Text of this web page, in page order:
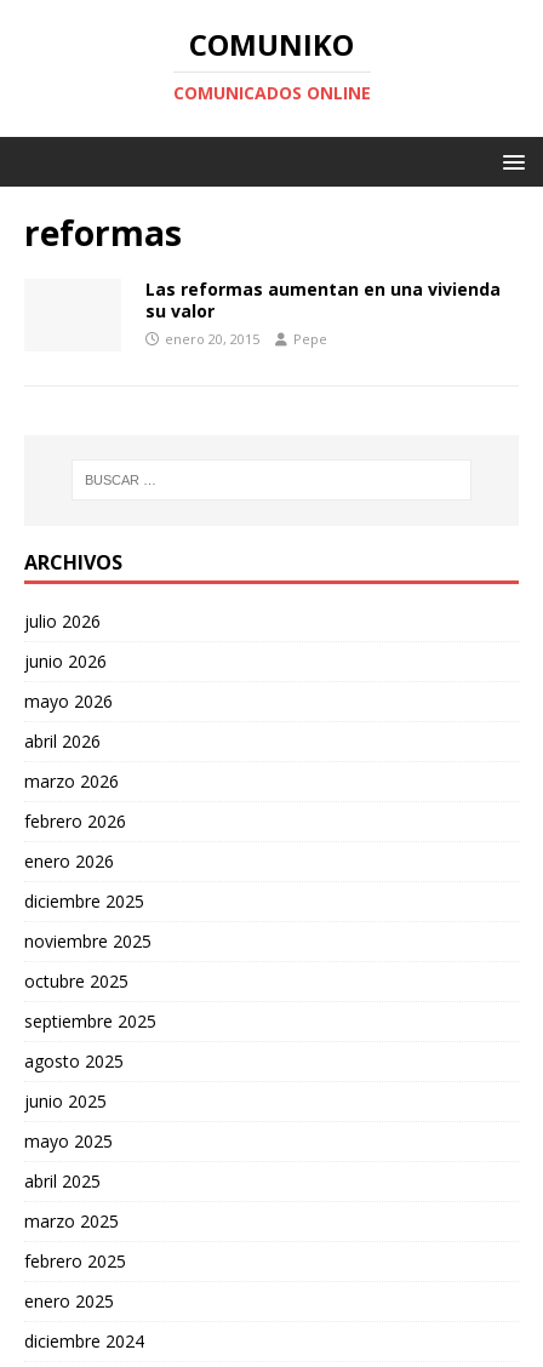
COMUNIKO
COMUNICADOS ONLINE
reformas
Las reformas aumentan en una vivienda
su valor
enero 20, 2015 Pepe
ARCHIVOS
julio 2026
junio 2026
mayo 2026
abril 2026
marzo 2026
febrero 2026
enero 2026
diciembre 2025
noviembre 2025
octubre 2025
septiembre 2025
agosto 2025
junio 2025
mayo 2025
abril 2025
marzo 2025
febrero 2025
enero 2025
diciembre 2024